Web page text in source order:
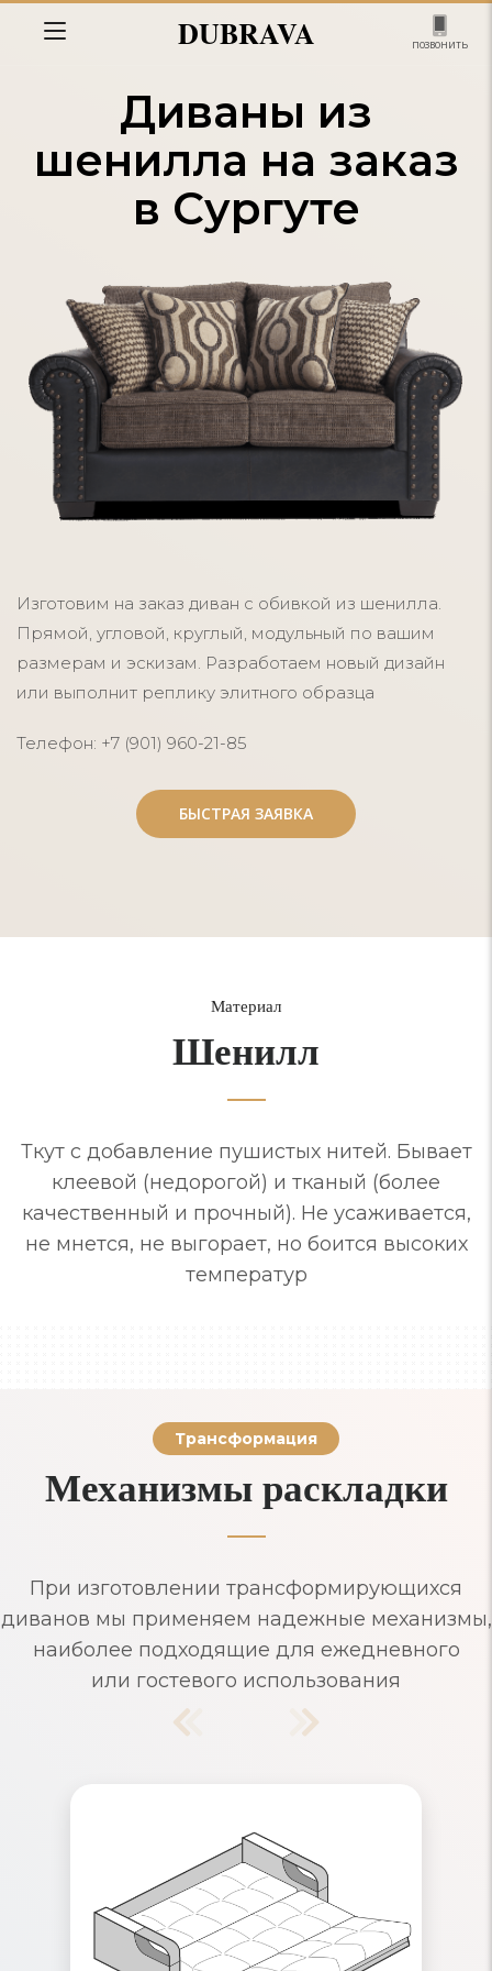
DUBRAVA позвонить
Диваны из
шенилла на заказ
в Сургуте
Изготовим на заказ диван с обивкой из шенилла.
Прямой, угловой, круглый, модульный по вашим
размерам и эскизам. Разработаем новый дизайн
или выполнит реплику элитного образца
Телефон: +7 (901) 960-21-85
БЫСТРАЯ ЗАЯВКА
БЫСТРАЯ ЗАЯВКА
Материал
Шенилл
Ткут с добавление пушистых нитей. Бывает
клеевой (недорогой) и тканый (более
качественный и прочный). Не усаживается,
не мнется, не выгорает, но боится высоких
температур
Трансформация
Механизмы раскладки
При изготовлении трансформирующихся
диванов мы применяем надежные механизмы,
наиболее подходящие для ежедневного
или гостевого использования
Надежный механизм раскладывания,
рассчитанный на ежедневное
использование. Съемные чехлы и